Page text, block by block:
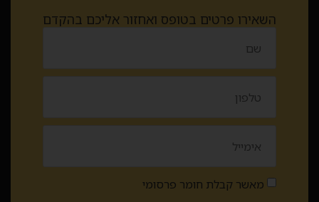
השאירו פרטים בטופס ואחזור אליכם בהקדם
מאשר קבלת חומר פרסומי